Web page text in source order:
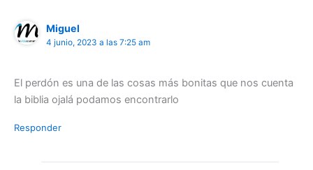
Miguel
4 junio, 2023 a las 7:25 am
El perdón es una de las cosas más bonitas que nos cuenta
la biblia ojalá podamos encontrarlo
Responder